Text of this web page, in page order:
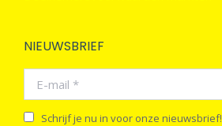
NIEUWSBRIEF
E-mail *
Schrijf je nu in voor onze nieuwsbrief!